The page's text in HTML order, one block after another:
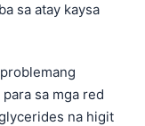
sa atay kaysa
sa mga red
na higit